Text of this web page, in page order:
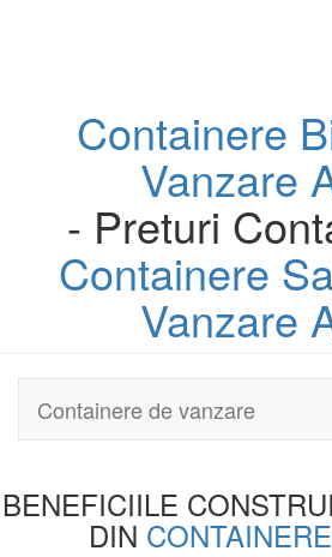
Containere
Vanzare
- Preturi
Containere
Vanzare
Containere de vanzare
BENEFICIILE
DIN